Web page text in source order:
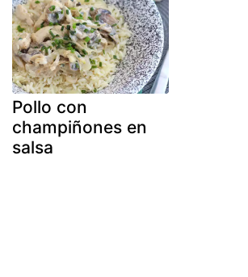
Pollo con
champiñones en
salsa